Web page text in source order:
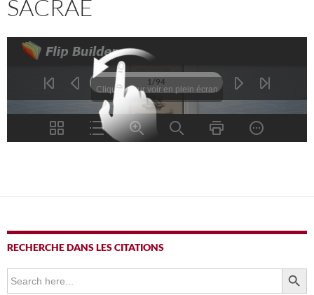
SACRAE
RECHERCHE DANS LES CITATIONS
Search
for:
SEARCH